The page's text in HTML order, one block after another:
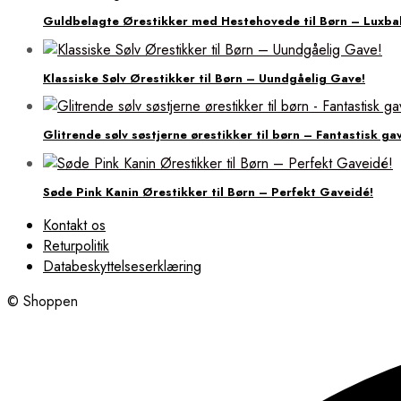
Guldbelagte Ørestikker med Hestehovede til Børn –
Klassiske Sølv Ørestikker til Børn – Uundgåelig Gave!
Glitrende sølv søstjerne ørestikker til børn – Fantastisk
Søde Pink Kanin Ørestikker til Børn – Perfekt Gaveidé!
Kontakt os
Returpolitik
Databeskyttelseserklæring
© Shoppen